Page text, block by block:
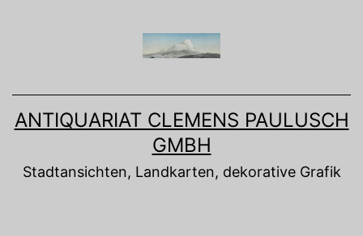
ANTIQUARIAT CLEMENS PAULUSCH
GMBH
Stadtansichten, Landkarten, dekorative Grafik